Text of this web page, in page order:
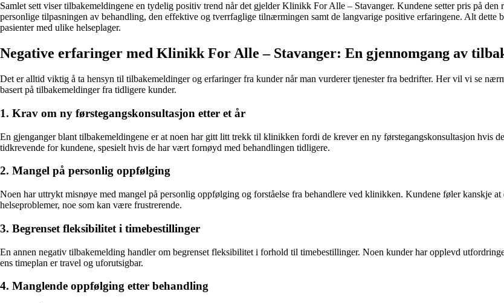
Samlet sett viser tilbakemeldingene en tydelig positiv trend når det gjelder Klinikk For Alle – Stavanger. Kundene setter pris på
personlige tilpasningen av behandling, den effektive og tverrfaglige tilnærmingen samt de langvarige positive erfaringene. Alt
pasienter med ulike helseplager.
Negative erfaringer med Klinikk For Alle – Stavanger: En gjennomgang av
Det er alltid viktig å ta hensyn til tilbakemeldinger og erfaringer fra kunder når man vurderer tjenester fra bedrifter. Her vil vi se
basert på tilbakemeldinger fra tidligere kunder.
1. Krav om ny førstegangskonsultasjon etter et år
En gjenganger blant tilbakemeldingene er at noen har gitt litt trekk til klinikken fordi de krever en ny førstegangskonsultasjon hvis
tidkrevende for kundene, spesielt hvis de har vært fornøyd med behandlingen tidligere.
2. Mangel på personlig oppfølging
Noen har uttrykt misnøye med mangel på personlig oppfølging og forståelse fra behandlere ved klinikken. Kundene føler kanskje
helseproblemer, noe som kan være frustrerende.
3. Begrenset fleksibilitet i timebestillinger
En annen negativ tilbakemelding handler om begrenset fleksibilitet i forhold til timebestillinger. Noen kunder har opplevd
ens timeplan er travel og uforutsigbar.
4. Manglende oppfølging etter behandling